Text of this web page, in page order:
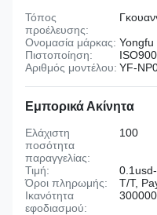
Τόπος
προέλευσης:
Ονομασία μάρκας: Yongfu
Πιστοποίηση:
Αριθμός μοντέλου: YF-
Εμπορικά Ακίνητα
Ελάχιστη
ποσότητα
παραγγελίας:
100
Τιμή:
Όροι πληρωμής:
T/T,
Ικανότητα
εφοδιασμού: